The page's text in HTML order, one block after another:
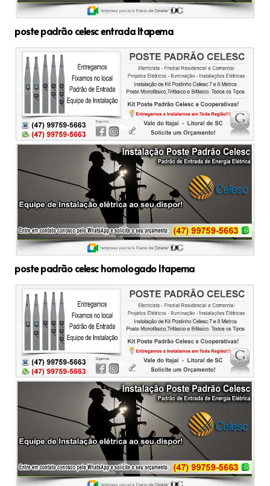
poste padrão celesc entrada Itapema
poste padrão celesc homologado Itapema